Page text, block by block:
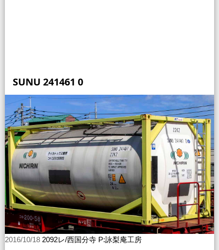
SUNU 241461 0
2016/10/18 2092レ/西国分寺 P:詠梨庵工房